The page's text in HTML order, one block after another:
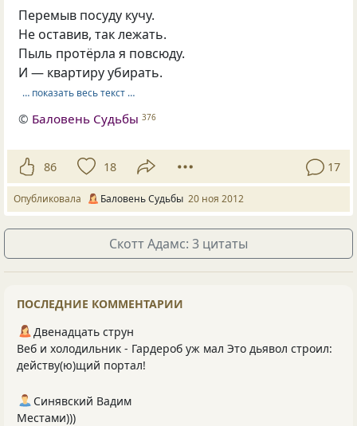
Перемыв посуду кучу.
Не оставив, так лежать.
Пыль протёрла я повсюду.
И — квартиру убирать.
… показать весь текст …
© Баловень Судьбы 376
86 18 17
Опубликовала Баловень Судьбы 20 ноя 2012
Скотт Адамс: 3 цитаты
ПОСЛЕДНИЕ КОММЕНТАРИИ
Двенадцать струн
Веб и холодильник - Гардероб уж мал Это дьявол строил:
действу(ю)щий портал!
Синявский Вадим
Местами)))